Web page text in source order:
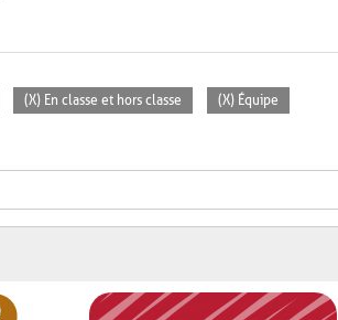
(X) En classe et hors classe (X) Équipe